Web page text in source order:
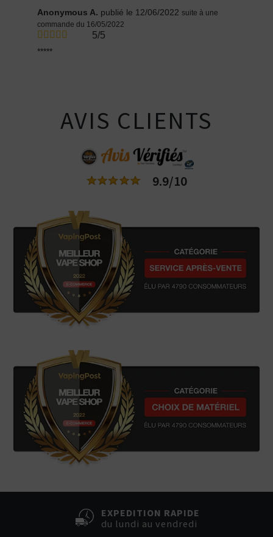
Anonymous A. publié le 12/06/2022 suite à une
commande du 16/05/2022
5/5
*****
AVIS CLIENTS
9.9/10
EXPEDITION RAPIDE
du lundi au vendredi